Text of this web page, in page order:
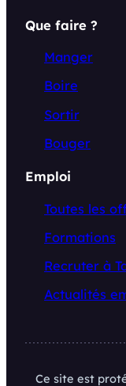
Que faire ?
Manger
Boire
Sortir
Bouger
Emploi
Toutes les
Formations
Recruter à
Actualités
Ce site est